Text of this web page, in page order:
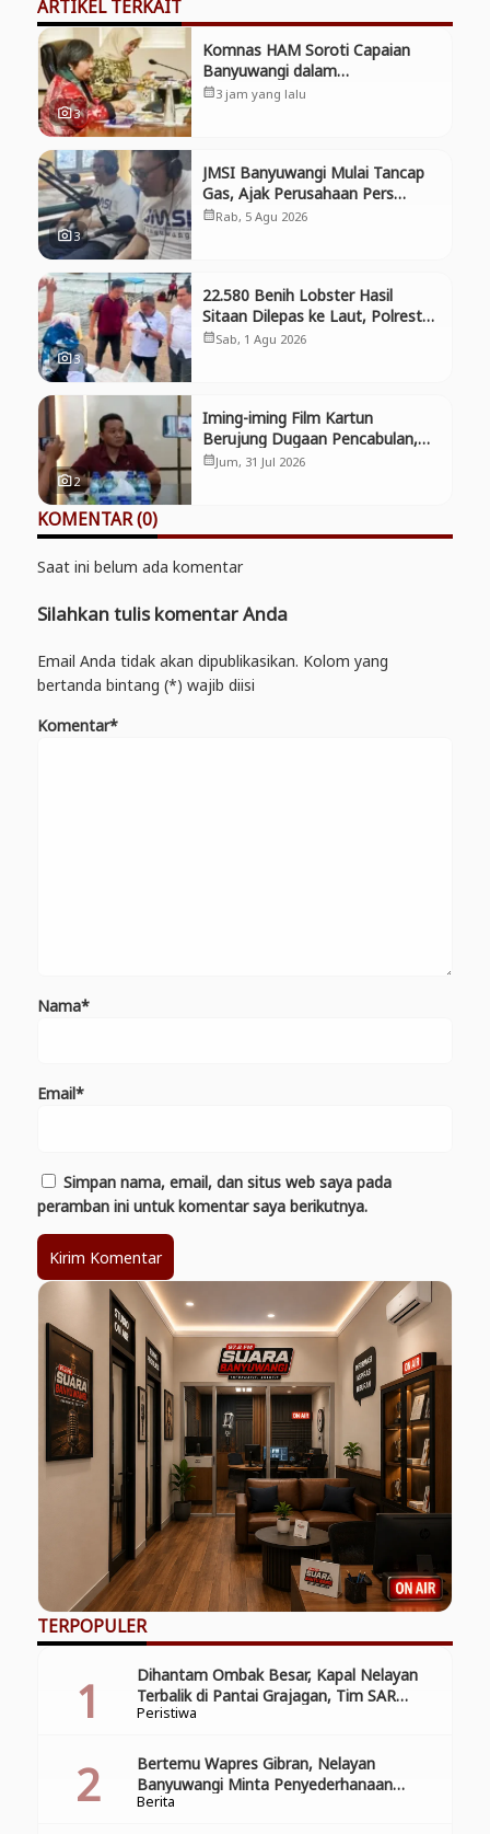
photo_camera3
Komnas HAM Soroti Capaian
Banyuwangi dalam
Pembangunan Inklusif, Diusulkan
Ikut Penilaian HAM Nasional
calendar_month3 jam yang lalu
photo_camera3
JMSI Banyuwangi Mulai Tancap
Gas, Ajak Perusahaan Pers
Bergabung dan Perkuat
Kolaborasi
calendar_monthRab, 5 Agu 2026
photo_camera3
22.580 Benih Lobster Hasil
Sitaan Dilepas ke Laut, Polresta
Banyuwangi Selamatkan Aset
Negara dan Ekosistem
calendar_monthSab, 1 Agu 2026
photo_camera2
Iming-iming Film Kartun
Berujung Dugaan Pencabulan,
Polresta Banyuwangi Tangkap
calendar_monthJum, 31 Jul 2026
KOMENTAR (0)
Saat ini belum ada komentar
Silahkan tulis komentar Anda
Email Anda tidak akan dipublikasikan. Kolom yang
bertanda bintang (*) wajib diisi
Komentar*
Nama*
Email*
Simpan nama, email, dan situs web saya pada
peramban ini untuk komentar saya berikutnya.
TERPOPULER
Peristiwa
Dihantam Ombak Besar, Kapal Nelayan
Terbalik di Pantai Grajagan, Tim SAR
Gabungan Laksanakan Operasi Pencarian
Berita
Bertemu Wapres Gibran, Nelayan
Banyuwangi Minta Penyederhanaan
Perizinan